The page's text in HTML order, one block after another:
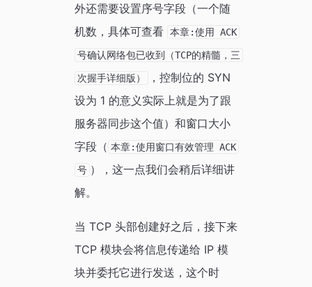
外还需要设置序号字段（一个随
机数，具体可查看 本章:使用 ACK
号确认网络包已收到（TCP的精髓，三
次握手详细版）
，控制位的 SYN
设为 1 的意义实际上就是为了跟
服务器同步这个值）和窗口大小
字段（ 本章:使用窗口有效管理 ACK
号 ），这一点我们会稍后详细讲
解。
当 TCP 头部创建好之后，接下来
TCP 模块会将信息传递给 IP 模
块并委托它进行发送，这个时